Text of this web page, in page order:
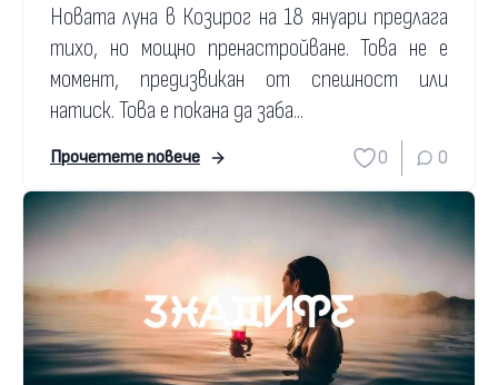
Новата луна в Козирог на 18 януари предлага
тихо, но мощно пренастройване. Това не е
момент, предизвикан от спешност или
натиск. Това е покана да заба...
Прочетете повече 0 0